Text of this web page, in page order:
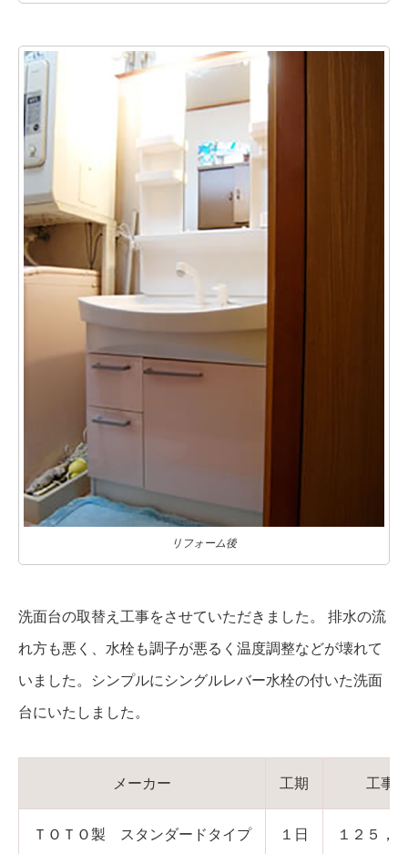
リフォーム後
洗面台の取替え工事をさせていただきました。 排水の流
れ方も悪く、水栓も調子が悪るく温度調整などが壊れて
いました。シンプルにシングルレバー水栓の付いた洗面
台にいたしました。
メーカー 工期 工事
ＴＯＴＯ製 スタンダードタイプ １日 １２５，